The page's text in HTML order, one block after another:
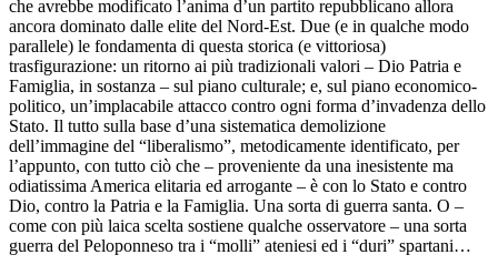
che avrebbe modificato l’anima d’un partito repubblicano allora
ancora dominato dalle elite del Nord-Est. Due (e in qualche modo
parallele) le fondamenta di questa storica (e vittoriosa)
trasfigurazione: un ritorno ai più tradizionali valori – Dio Patria e
Famiglia, in sostanza – sul piano culturale; e, sul piano economico-
politico, un’implacabile attacco contro ogni forma d’invadenza dello
Stato. Il tutto sulla base d’una sistematica demolizione
dell’immagine del “liberalismo”, metodicamente identificato, per
l’appunto, con tutto ciò che – proveniente da una inesistente ma
odiatissima America elitaria ed arrogante – è con lo Stato e contro
Dio, contro la Patria e la Famiglia. Una sorta di guerra santa. O –
come con più laica scelta sostiene qualche osservatore – una sorta
guerra del Peloponneso tra i “molli” ateniesi ed i “duri” spartani…